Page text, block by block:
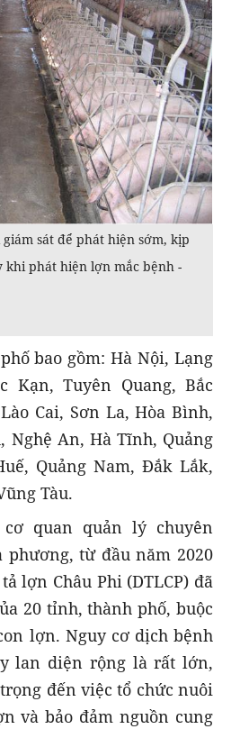
sát để phát hiện sớm, kịp
phát hiện lợn mắc bệnh -
bao gồm: Hà Nội, Lạng
Kạn, Tuyên Quang, Bắc
Cai, Sơn La, Hòa Bình,
Nghệ An, Hà Tĩnh, Quảng
Quảng Nam, Đắk Lắk,
Tàu.
quan quản lý chuyên
phương, từ đầu năm 2020
lợn Châu Phi (DTLCP) đã
20 tỉnh, thành phố, buộc
lợn. Nguy cơ dịch bệnh
lan diện rộng là rất lớn,
đến việc tổ chức nuôi
và bảo đảm nguồn cung